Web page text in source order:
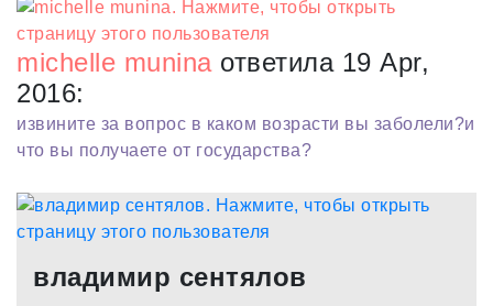
michelle muninaответила 19 Apr,
2016:
извините за вопрос в каком возрасти вы заболели?и
что вы получаете от государства?
владимир сентялов